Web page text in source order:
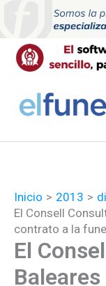
contenido
Inicio 2013
El Consell
contrato a la
El